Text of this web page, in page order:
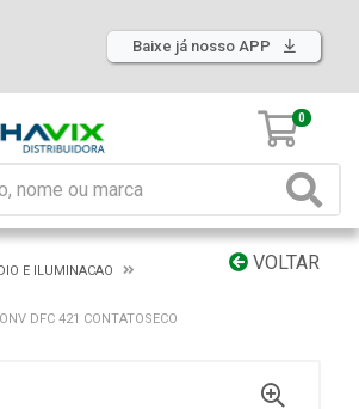
Baixe já nosso APP
0
VOLTAR
E ILUMINACAO
DFC 421 CONTATOSECO